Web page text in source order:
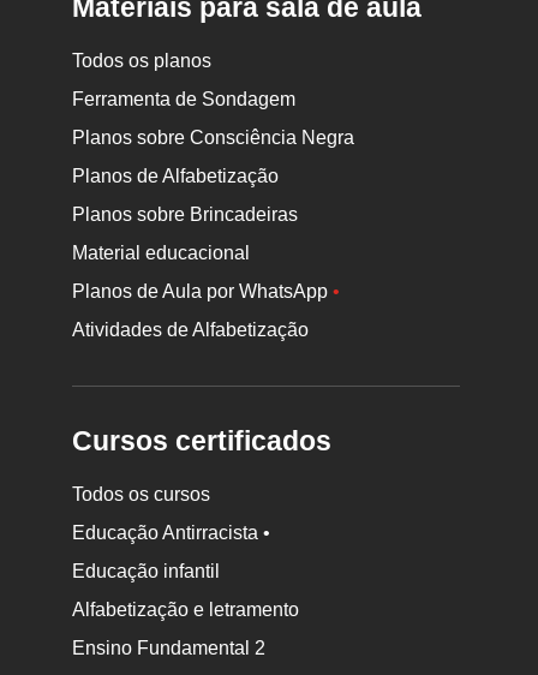
Materiais para sala de aula
Todos os planos
Ferramenta de Sondagem
Planos sobre Consciência Negra
Planos de Alfabetização
Planos sobre Brincadeiras
Material educacional
Planos de Aula por WhatsApp•
Atividades de Alfabetização
Cursos certificados
Todos os cursos
Educação Antirracista •
Educação infantil
Alfabetização e letramento
Ensino Fundamental 2